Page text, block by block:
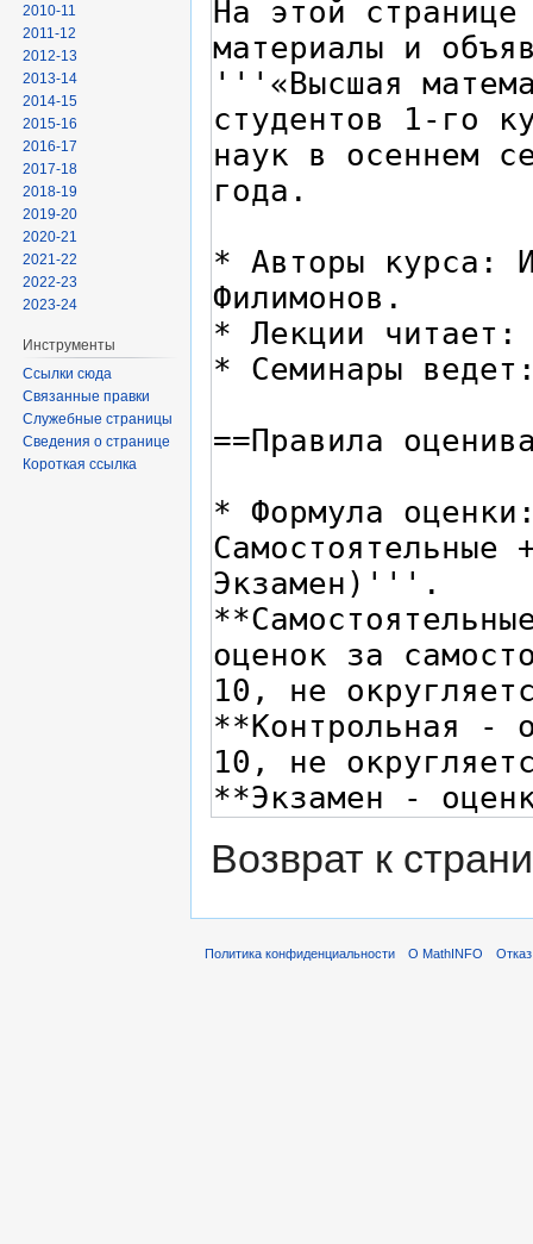
Возврат к
2010-11
2011-12
2012-13
2013-14
2014-15
2015-16
2016-17
2017-18
2018-19
2019-20
2020-21
2021-22
2022-23
2023-24
Инструменты
Ссылки сюда
Связанные правки
Служебные страницы
Сведения о странице
Короткая ссылка
Политика конфиденциальности О MathINFO